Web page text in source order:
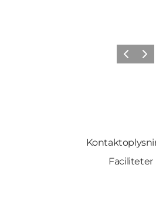
ForrigeNæste
Faciliteter